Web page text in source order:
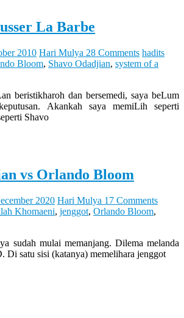
La Barbe
2010 Hari Mulya 28 Comments hadits
Bloom, Shavo Odadjian, system of a
beristikharoh dan bersemedi, saya beLum
Akankah saya memiLih seperti
Shavo
vs Orlando Bloom
2020 Hari Mulya 17 Comments
Khomaeni, jenggot, Orlando Bloom,
sudah mulai memanjang. Dilema melanda
Di satu sisi (katanya) memelihara jenggot